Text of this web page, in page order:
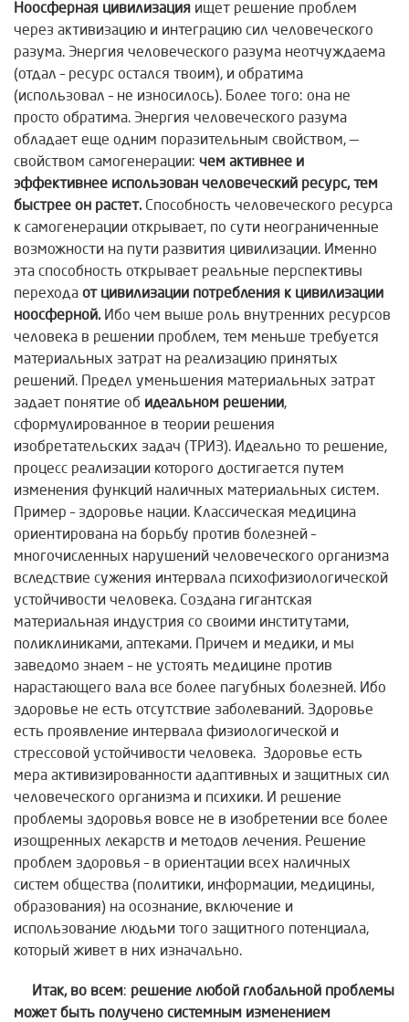
Ноосферная цивилизация ищет решение проблем
через активизацию и интеграцию сил человеческого
разума. Энергия человеческого разума неотчуждаема
(отдал – ресурс остался твоим), и обратима
(использовал – не износилось). Более того: она не
просто обратима. Энергия человеческого разума
обладает еще одним поразительным свойством, —
свойством самогенерации: чем активнее и
эффективнее использован человеческий ресурс, тем
быстрее он растет. Способность человеческого ресурса
к самогенерации открывает, по сути неограниченные
возможности на пути развития цивилизации. Именно
эта способность открывает реальные перспективы
перехода от цивилизации потребления к цивилизации
ноосферной. Ибо чем выше роль внутренних ресурсов
человека в решении проблем, тем меньше требуется
материальных затрат на реализацию принятых
решений. Предел уменьшения материальных затрат
задает понятие об идеальном решении,
сформулированное в теории решения
изобретательских задач (ТРИЗ). Идеально то решение,
процесс реализации которого достигается путем
изменения функций наличных материальных систем.
Пример – здоровье нации. Классическая медицина
ориентирована на борьбу против болезней –
многочисленных нарушений человеческого организма
вследствие сужения интервала психофизиологической
устойчивости человека. Создана гигантская
материальная индустрия со своими институтами,
поликлиниками, аптеками. Причем и медики, и мы
заведомо знаем – не устоять медицине против
нарастающего вала все более пагубных болезней. Ибо
здоровье не есть отсутствие заболеваний. Здоровье
есть проявление интервала физиологической и
стрессовой устойчивости человека. Здоровье есть
мера активизированности адаптивных и защитных сил
человеческого организма и психики. И решение
проблемы здоровья вовсе не в изобретении все более
изощренных лекарств и методов лечения. Решение
проблем здоровья – в ориентации всех наличных
систем общества (политики, информации, медицины,
образования) на осознание, включение и
использование людьми того защитного потенциала,
который живет в них изначально.
Итак, во всем: решение любой глобальной проблемы
может быть получено системным изменением